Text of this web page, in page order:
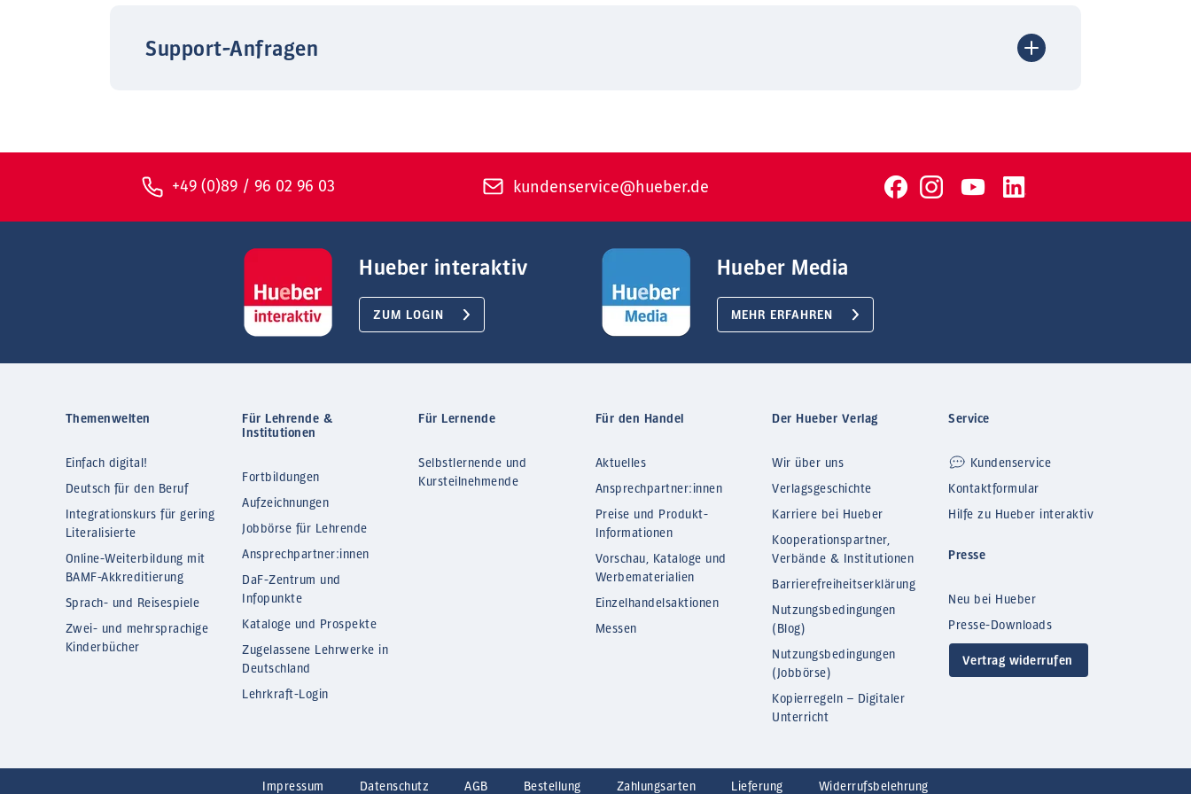
Support-Anfragen
+49 (0)89 / 96 02 96 03 kundenservice@hueber.de
Hueber interaktiv
ZUM LOGIN
Hueber Media
MEHR ERFAHREN
Themenwelten
Einfach digital!
Deutsch für den Beruf
Integrationskurs für gering
Literalisierte
Online-Weiterbildung mit
BAMF-Akkreditierung
Sprach- und Reisespiele
Zwei- und mehrsprachige
Kinderbücher
Für Lehrende &
Institutionen
Fortbildungen
Aufzeichnungen
Jobbörse für Lehrende
Ansprechpartner:innen
DaF-Zentrum und
Infopunkte
Kataloge und Prospekte
Zugelassene Lehrwerke in
Deutschland
Lehrkraft-Login
Für Lernende
Selbstlernende und
Kursteilnehmende
Für den Handel
Aktuelles
Ansprechpartner:innen
Preise und Produkt-
Informationen
Vorschau, Kataloge und
Werbematerialien
Einzelhandelsaktionen
Messen
Der Hueber Verlag
Wir über uns
Verlagsgeschichte
Karriere bei Hueber
Kooperationspartner,
Verbände & Institutionen
Barrierefreiheitserklärung
Nutzungsbedingungen
(Blog)
Nutzungsbedingungen
(Jobbörse)
Kopierregeln – Digitaler
Unterricht
Service
Kundenservice
Kontaktformular
Hilfe zu Hueber interaktiv
Presse
Neu bei Hueber
Presse-Downloads
Vertrag widerrufen
Impressum Datenschutz AGB Bestellung Zahlungsarten Lieferung Widerrufsbelehrung